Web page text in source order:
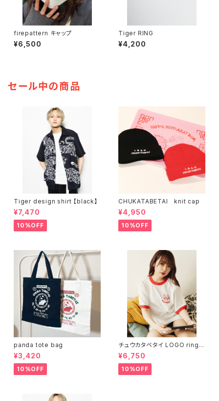
firepattern キャップ
¥6,500
Tiger RING
¥4,200
セール中の商品
Tiger design shirt 【black】
¥7,470
10%OFF
CHUKATABETAI knit cap
¥4,950
10%OFF
panda tote bag
¥3,420
10%OFF
チュウカタベタイ LOGO ringer
T-shirt
¥6,750
10%OFF